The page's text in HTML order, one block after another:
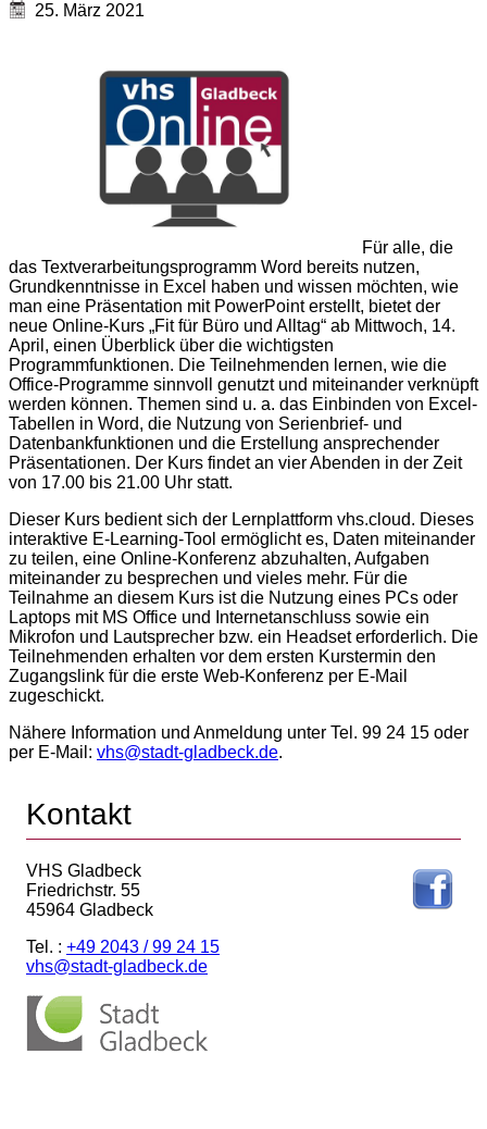
25. März 2021
Für alle, die
das Textverarbeitungsprogramm Word bereits nutzen,
Grundkenntnisse in Excel haben und wissen möchten, wie
man eine Präsentation mit PowerPoint erstellt, bietet der
neue Online-Kurs „Fit für Büro und Alltag“ ab Mittwoch, 14.
April, einen Überblick über die wichtigsten
Programmfunktionen. Die Teilnehmenden lernen, wie die
Office-Programme sinnvoll genutzt und miteinander verknüpft
werden können. Themen sind u. a. das Einbinden von Excel-
Tabellen in Word, die Nutzung von Serienbrief- und
Datenbankfunktionen und die Erstellung ansprechender
Präsentationen. Der Kurs findet an vier Abenden in der Zeit
von 17.00 bis 21.00 Uhr statt.
Dieser Kurs bedient sich der Lernplattform vhs.cloud. Dieses
interaktive E-Learning-Tool ermöglicht es, Daten miteinander
zu teilen, eine Online-Konferenz abzuhalten, Aufgaben
miteinander zu besprechen und vieles mehr. Für die
Teilnahme an diesem Kurs ist die Nutzung eines PCs oder
Laptops mit MS Office und Internetanschluss sowie ein
Mikrofon und Lautsprecher bzw. ein Headset erforderlich. Die
Teilnehmenden erhalten vor dem ersten Kurstermin den
Zugangslink für die erste Web-Konferenz per E-Mail
zugeschickt.
Nähere Information und Anmeldung unter Tel. 99 24 15 oder
per E-Mail: vhs@stadt-gladbeck.de.
Kontakt
VHS Gladbeck
Friedrichstr. 55
45964 Gladbeck
Tel. : +49 2043 / 99 24 15
vhs@stadt-gladbeck.de